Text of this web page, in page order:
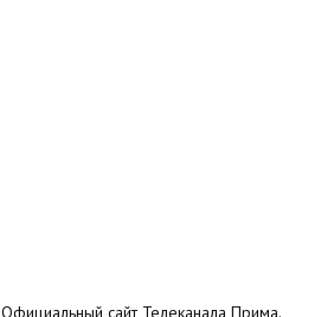
Официальный сайт Телеканала Прима.